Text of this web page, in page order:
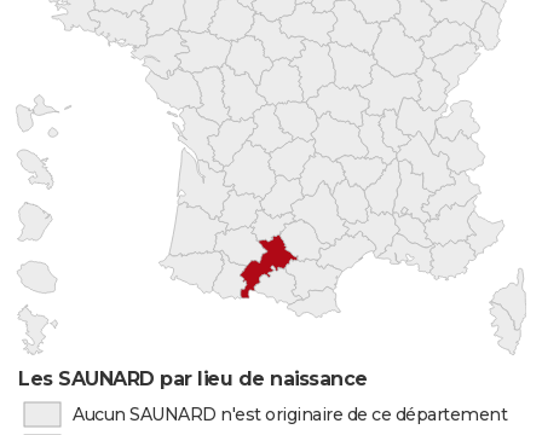
Les SAUNARD par lieu de naissance
Aucun SAUNARD n'est originaire de ce département